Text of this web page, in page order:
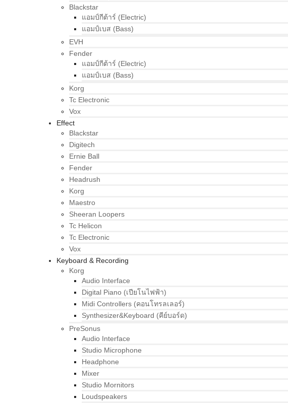
Blackstar
แอมป์กีต้าร์ (Electric)
แอมป์เบส (Bass)
EVH
Fender
แอมป์กีต้าร์ (Electric)
แอมป์เบส (Bass)
Korg
Tc Electronic
Vox
Effect
Blackstar
Digitech
Ernie Ball
Fender
Headrush
Korg
Maestro
Sheeran Loopers
Tc Helicon
Tc Electronic
Vox
Keyboard & Recording
Korg
Audio Interface
Digital Piano (เปียโนไฟฟ้า)
Midi Controllers (คอนโทรลเลอร์)
Synthesizer&Keyboard (คีย์บอร์ด)
PreSonus
Audio Interface
Studio Microphone
Headphone
Mixer
Studio Mornitors
Loudspeakers